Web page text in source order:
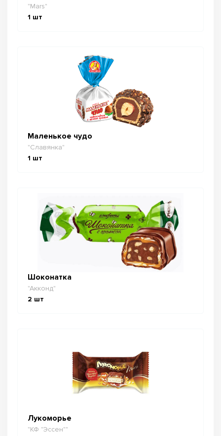
"Mars"
1 шт
Маленькое чудо
"Славянка"
1 шт
Шоконатка
"Акконд"
2 шт
Лукоморье
"КФ "Эссен""